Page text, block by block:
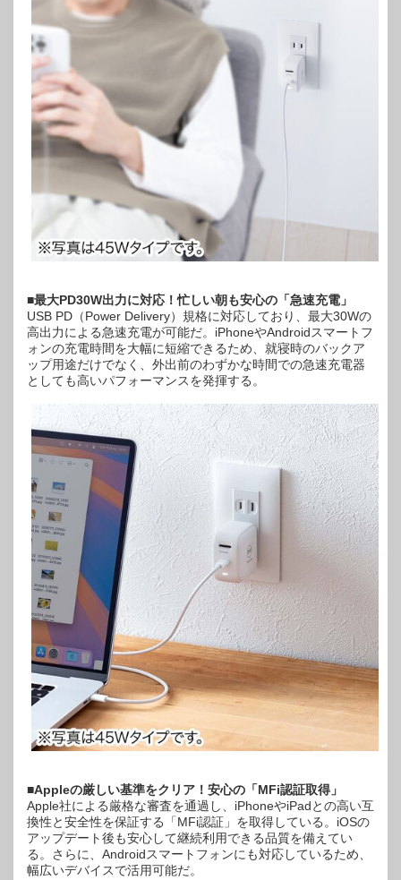
■最大PD30W出力に対応！忙しい朝も安心の「急速充電」
USB PD（Power Delivery）規格に対応しており、最大30Wの
高出力による急速充電が可能だ。iPhoneやAndroidスマートフ
ォンの充電時間を大幅に短縮できるため、就寝時のバックア
ップ用途だけでなく、外出前のわずかな時間での急速充電器
としても高いパフォーマンスを発揮する。
■Appleの厳しい基準をクリア！安心の「MFi認証取得」
Apple社による厳格な審査を通過し、iPhoneやiPadとの高い互
換性と安全性を保証する「MFi認証」を取得している。iOSの
アップデート後も安心して継続利用できる品質を備えてい
る。さらに、Androidスマートフォンにも対応しているため、
幅広いデバイスで活用可能だ。